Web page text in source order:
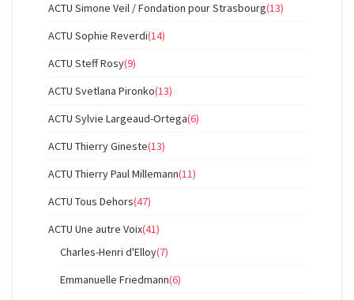
ACTU Simone Veil / Fondation pour Strasbourg(13)
ACTU Sophie Reverdi(14)
ACTU Steff Rosy(9)
ACTU Svetlana Pironko(13)
ACTU Sylvie Largeaud-Ortega(6)
ACTU Thierry Gineste(13)
ACTU Thierry Paul Millemann(11)
ACTU Tous Dehors(47)
ACTU Une autre Voix(41)
Charles-Henri d'Elloy(7)
Emmanuelle Friedmann(6)